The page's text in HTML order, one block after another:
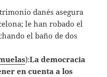
danés asegura
le han robado el
el baño de dos
):La democracia
en cuenta a los